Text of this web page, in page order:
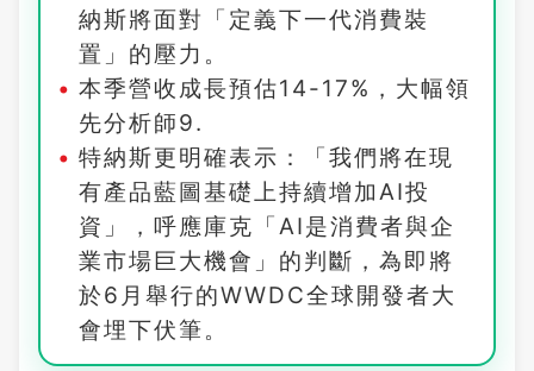
納斯將面對「定義下一代消費裝
置」的壓力。
本季營收成長預估14-17%，大幅領
先分析師9.
特納斯更明確表示：「我們將在現
有產品藍圖基礎上持續增加AI投
資」，呼應庫克「AI是消費者與企
業市場巨大機會」的判斷，為即將
於6月舉行的WWDC全球開發者大
會埋下伏筆。